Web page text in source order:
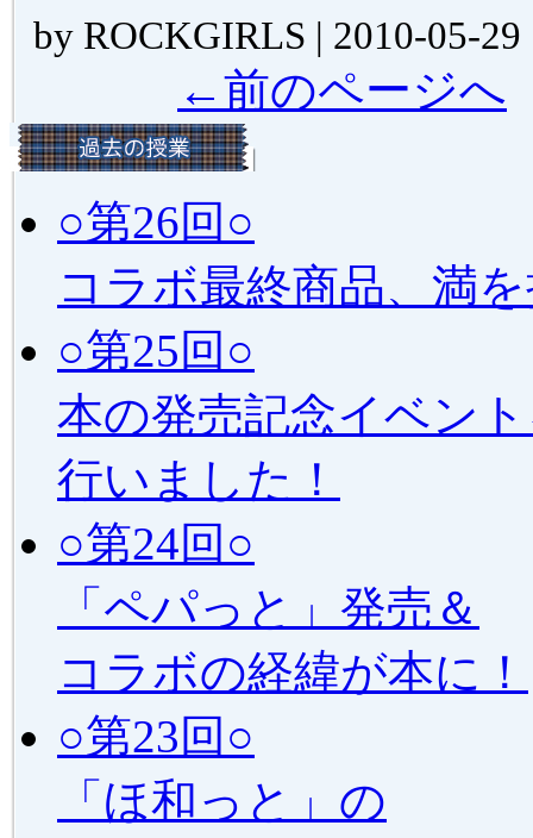
by ROCKGIRLS | 2010-05-29
←前のページへ
○第26回○
コラボ最終商品、満
○第25回○
本の発売記念イベン
行いました！
○第24回○
「ペパっと」発売＆
コラボの経緯が本に！
○第23回○
「ほ和っと」の